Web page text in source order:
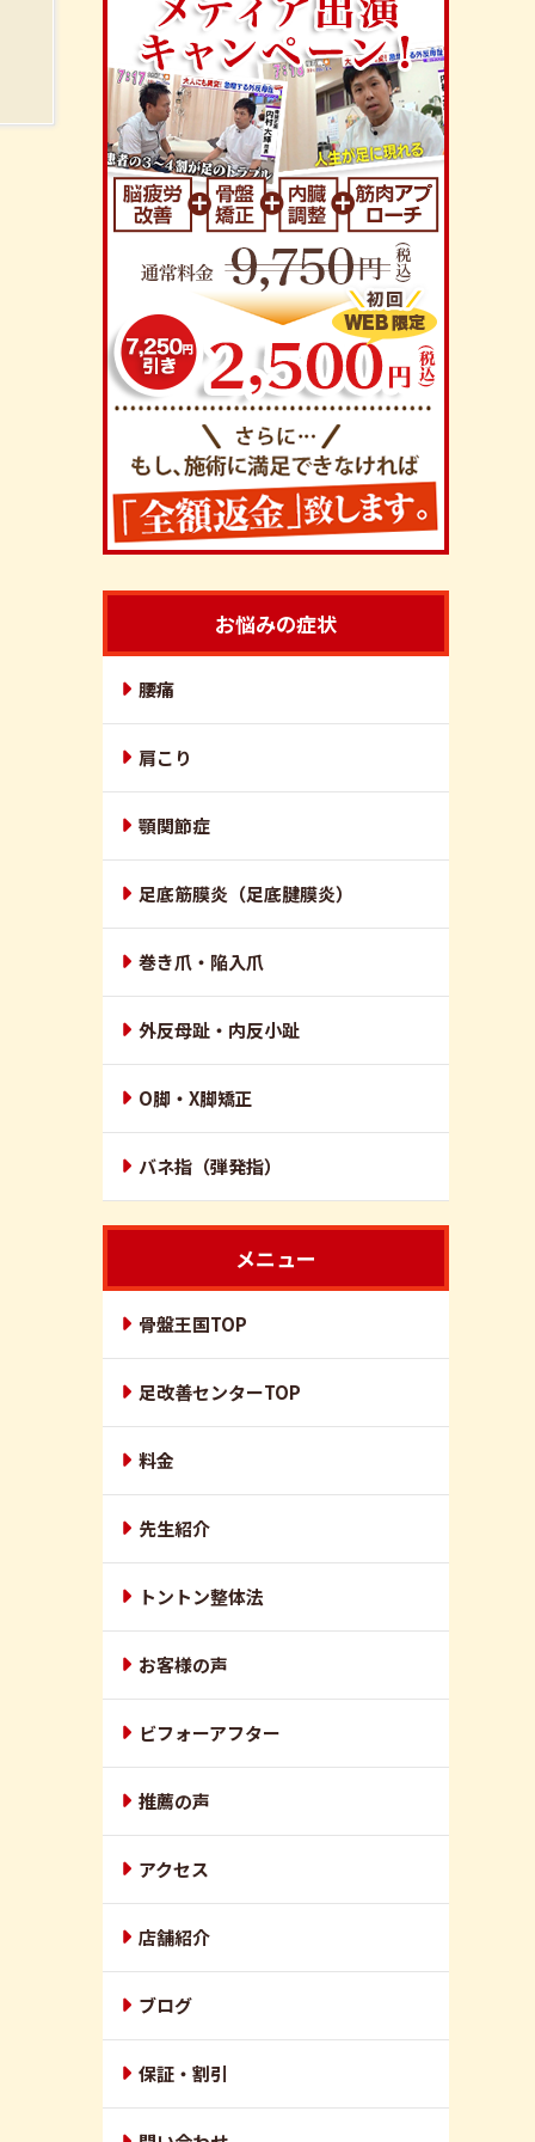
お悩みの症状
腰痛
肩こり
顎関節症
足底筋膜炎（足底腱膜炎）
巻き爪・陥入爪
外反母趾・内反小趾
O脚・X脚矯正
バネ指（弾発指）
メニュー
骨盤王国TOP
足改善センターTOP
料金
先生紹介
トントン整体法
お客様の声
ビフォーアフター
推薦の声
アクセス
店舗紹介
ブログ
保証・割引